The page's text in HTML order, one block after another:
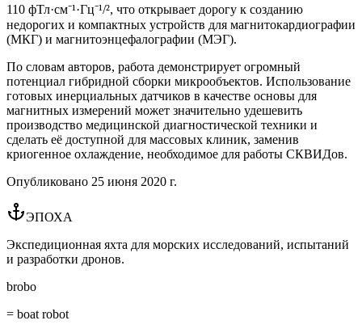
110 фТл·см⁻¹·Гц⁻¹/², что открывает дорогу к созданию
недорогих и компактных устройств для магнитокардиографии
(МКГ) и магнитоэнцефалографии (МЭГ).
По словам авторов, работа демонстрирует огромный
потенциал гибридной сборки микрообъектов. Использование
готовых инерциальных датчиков в качестве основы для
магнитных измерений может значительно удешевить
производство медицинской диагностической техники и
сделать её доступной для массовых клиник, заменив
криогенное охлаждение, необходимое для работы СКВИДов.
Опубликовано 25 июня 2020 г.
ЭПОХА
Экспедиционная яхта для морских исследований, испытаний
и разработки дронов.
brobo
= boat robot